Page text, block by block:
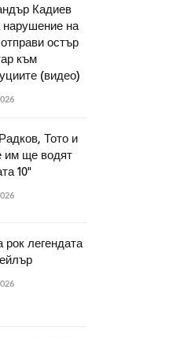
Кадиев
нарушение на
остър
към
(видео)
Тото и
им ще водят
10"
рок легендата